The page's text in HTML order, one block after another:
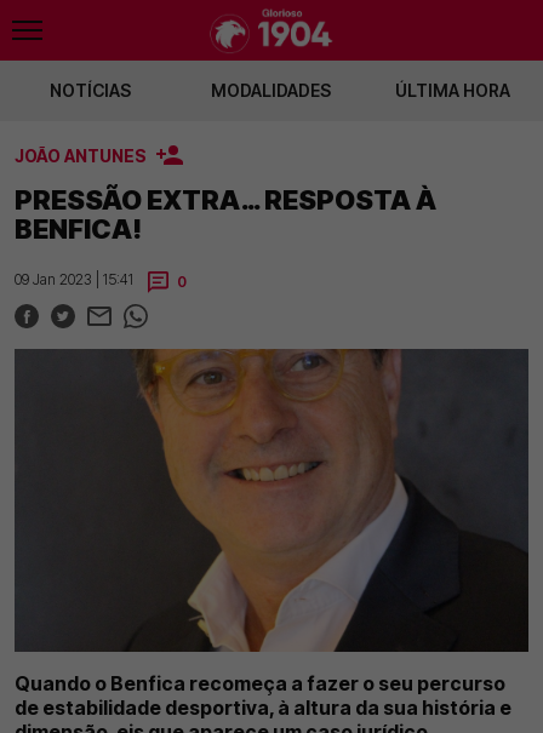
Fenerbahçe envia 50M por Pavlidis
NOTÍCIAS MODALIDADES ÚLTIMA HORA
JOÃO ANTUNES
PRESSÃO EXTRA… RESPOSTA À
BENFICA!
09 Jan 2023 | 15:41 0
Quando o Benfica recomeça a fazer o seu percurso
de estabilidade desportiva, à altura da sua história e